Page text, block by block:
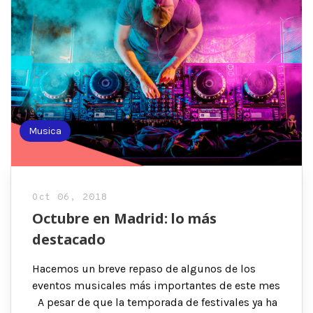
Musica
Oct 06, 2018
Octubre en Madrid: lo más
destacado
Hacemos un breve repaso de algunos de los
eventos musicales más importantes de este mes
A pesar de que la temporada de festivales ya ha